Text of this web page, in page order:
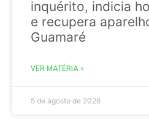
inquérito, indicia
e recupera
Guamaré
VER MATÉRIA »
5 de agosto de 2026